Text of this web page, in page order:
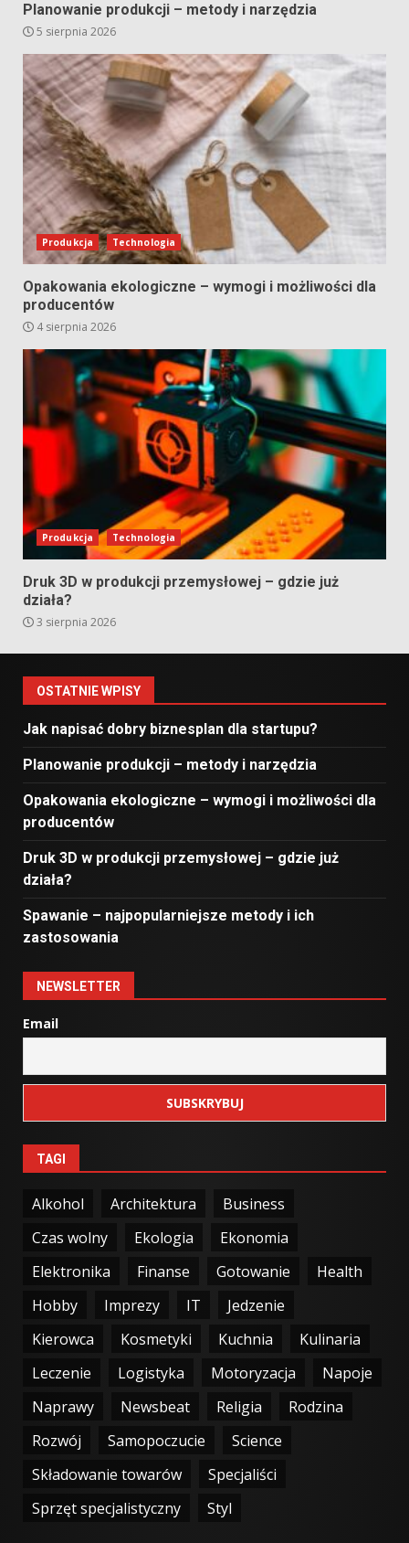
Planowanie produkcji – metody i narzędzia
5 sierpnia 2026
Produkcja Technologia
Opakowania ekologiczne – wymogi i możliwości dla
producentów
4 sierpnia 2026
Produkcja Technologia
Druk 3D w produkcji przemysłowej – gdzie już
działa?
3 sierpnia 2026
OSTATNIE WPISY
Jak napisać dobry biznesplan dla startupu?
Planowanie produkcji – metody i narzędzia
Opakowania ekologiczne – wymogi i możliwości dla
producentów
Druk 3D w produkcji przemysłowej – gdzie już
działa?
Spawanie – najpopularniejsze metody i ich
zastosowania
NEWSLETTER
Email
TAGI
Alkohol Architektura
Business
Czas wolny
Ekologia
Ekonomia
Elektronika
Finanse Gotowanie
Health
Hobby
Imprezy IT
Jedzenie
Kierowca
Kosmetyki Kuchnia
Kulinaria
Leczenie
Logistyka Motoryzacja
Napoje
Naprawy
Newsbeat Religia
Rodzina
Rozwój
Samopoczucie
Science
Składowanie towarów
Specjaliści
Sprzęt specjalistyczny
Styl